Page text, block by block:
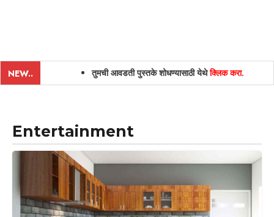
NEW.. तुमची आवडती पुस्तके शोधण्यासाठी येथेक्लिक करा.
Entertainment